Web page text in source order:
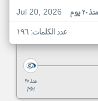
Jul 20, 2026
منذ ٢٠ يوم
عدد الكلمات: ١٩٦
منذ ٢٥
يوم